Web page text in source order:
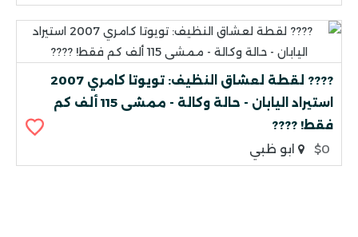
???? لقطة لعشاق النظيف: تويوتا كامري 2007
استيراد اليابان - حالة وكالة - ممشى 115 ألف كم
فقط! ????
$0
ابو ظبي